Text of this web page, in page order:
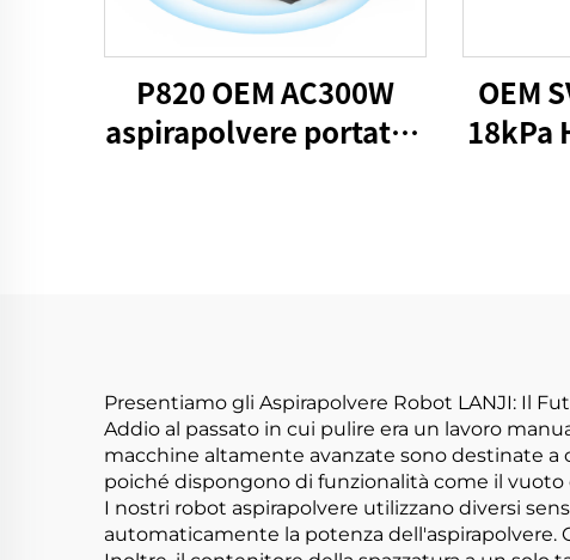
P820 OEM AC300W
aspirapolvere portatile
OEM
18kPa
Presentiamo gli Aspirapolvere Robot LANJI: Il
Addio al passato in cui pulire era un lavoro
macchine altamente avanzate sono destinate a
poiché dispongono di funzionalità come il
I nostri robot aspirapolvere utilizzano diversi
automaticamente la potenza